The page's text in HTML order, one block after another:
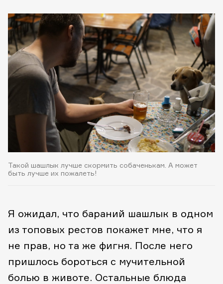
Такой шашлык лучше скормить собаченькам. А может
быть лучше их пожалеть!
Я ожидал, что бараний шашлык в одном
из топовых рестов покажет мне, что я
не прав, но та же фигня. После него
пришлось бороться с мучительной
болью в животе. Остальные блюда